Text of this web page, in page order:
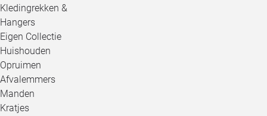
Kledingrekken &
Hangers
Eigen Collectie
Huishouden
Opruimen
Afvalemmers
Manden
Kratjes